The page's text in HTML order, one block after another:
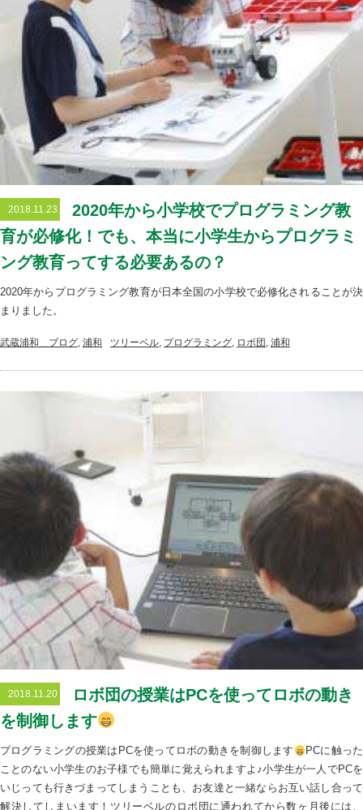
2018.11.23
2020年から小学校でプログラミング教
育が必修化！でも、本当に小学生からプログラミ
ング教育ってする必要あるの？
2020年からプログラミング教育が日本全国の小学校で必修化されることが決
まりました。
武蔵浦和＿ブログ, 浦和 ツリーベル, プログラミング, ロボ団 , 浦和
2018.11.20
ロボ団の授業はPCを使ってロボの動き
を制御します
プログラミングの授業はPCを使ってロボの動きを制御します
PCに触った
ことのない小学生のお子様でも簡単に覚えられますよ♪小学生が一人でPCを
いじっても行きづまってしまうことも、お友達と一緒ならお互い話し合って
解決してしまいます！ツリーベルのロボ団に通われてから数ヶ月後には、